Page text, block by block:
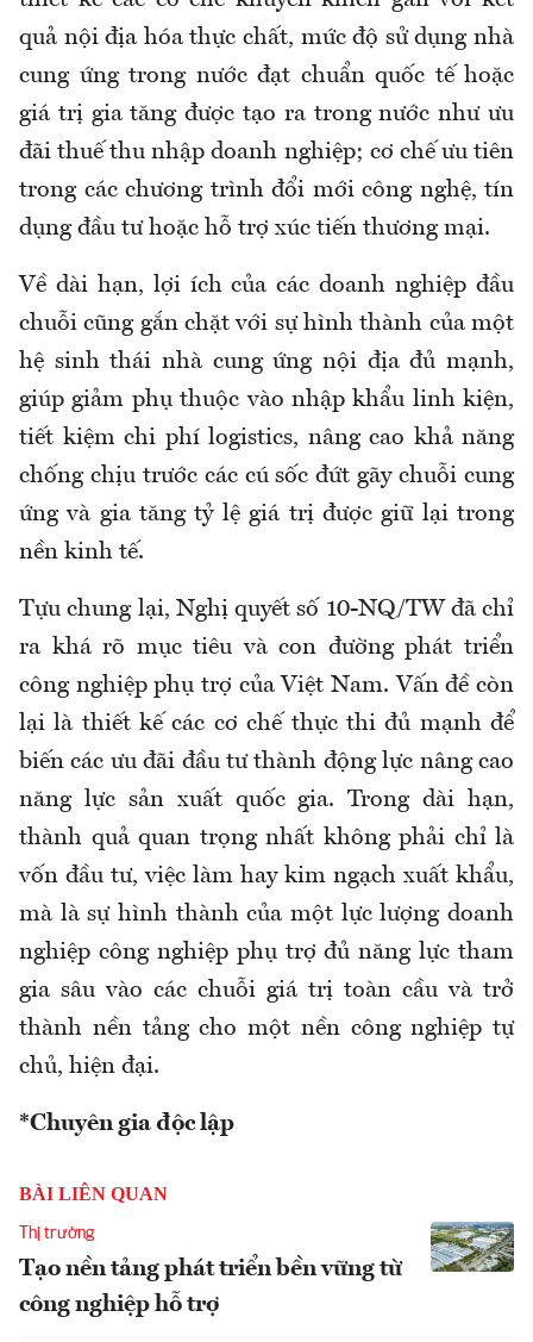
quả nội địa hóa thực chất, mức độ sử dụng nhà
cung ứng trong nước đạt chuẩn quốc tế hoặc
giá trị gia tăng được tạo ra trong nước như ưu
đãi thuế thu nhập doanh nghiệp; cơ chế ưu tiên
trong các chương trình đổi mới công nghệ, tín
dụng đầu tư hoặc hỗ trợ xúc tiến thương mại.
Về dài hạn, lợi ích của các doanh nghiệp đầu
chuỗi cũng gắn chặt với sự hình thành của một
hệ sinh thái nhà cung ứng nội địa đủ mạnh,
giúp giảm phụ thuộc vào nhập khẩu linh kiện,
tiết kiệm chi phí logistics, nâng cao khả năng
chống chịu trước các cú sốc đứt gãy chuỗi cung
ứng và gia tăng tỷ lệ giá trị được giữ lại trong
nền kinh tế.
Tựu chung lại, Nghị quyết số 10-NQ/TW đã chỉ
ra khá rõ mục tiêu và con đường phát triển
công nghiệp phụ trợ của Việt Nam. Vấn đề còn
lại là thiết kế các cơ chế thực thi đủ mạnh để
biến các ưu đãi đầu tư thành động lực nâng cao
năng lực sản xuất quốc gia. Trong dài hạn,
thành quả quan trọng nhất không phải chỉ là
vốn đầu tư, việc làm hay kim ngạch xuất khẩu,
mà là sự hình thành của một lực lượng doanh
nghiệp công nghiệp phụ trợ đủ năng lực tham
gia sâu vào các chuỗi giá trị toàn cầu và trở
thành nền tảng cho một nền công nghiệp tự
chủ, hiện đại.
*Chuyên gia độc lập
BÀI LIÊN QUAN
Thị trường
Tạo nền tảng phát triển bền vững từ
công nghiệp hỗ trợ